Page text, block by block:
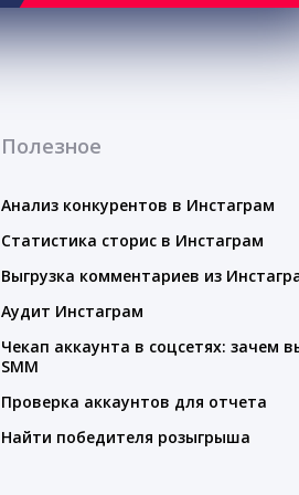
Полезное
Анализ конкурентов в Инстаграм
Статистика сторис в Инстаграм
Выгрузка комментариев из
Аудит Инстаграм
Чекап аккаунта в соцсетях: зачем
SMM
Проверка аккаунтов для отчета
Найти победителя розыгрыша